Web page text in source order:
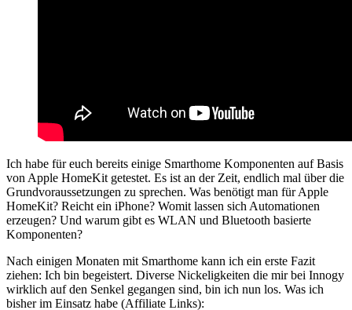
Ich habe für euch bereits einige Smarthome Komponenten auf Basis
von Apple HomeKit getestet. Es ist an der Zeit, endlich mal über die
Grundvoraussetzungen zu sprechen. Was benötigt man für Apple
HomeKit? Reicht ein iPhone? Womit lassen sich Automationen
erzeugen? Und warum gibt es WLAN und Bluetooth basierte
Komponenten?
Nach einigen Monaten mit Smarthome kann ich ein erste Fazit
ziehen: Ich bin begeistert. Diverse Nickeligkeiten die mir bei Innogy
wirklich auf den Senkel gegangen sind, bin ich nun los. Was ich
bisher im Einsatz habe (Affiliate Links):